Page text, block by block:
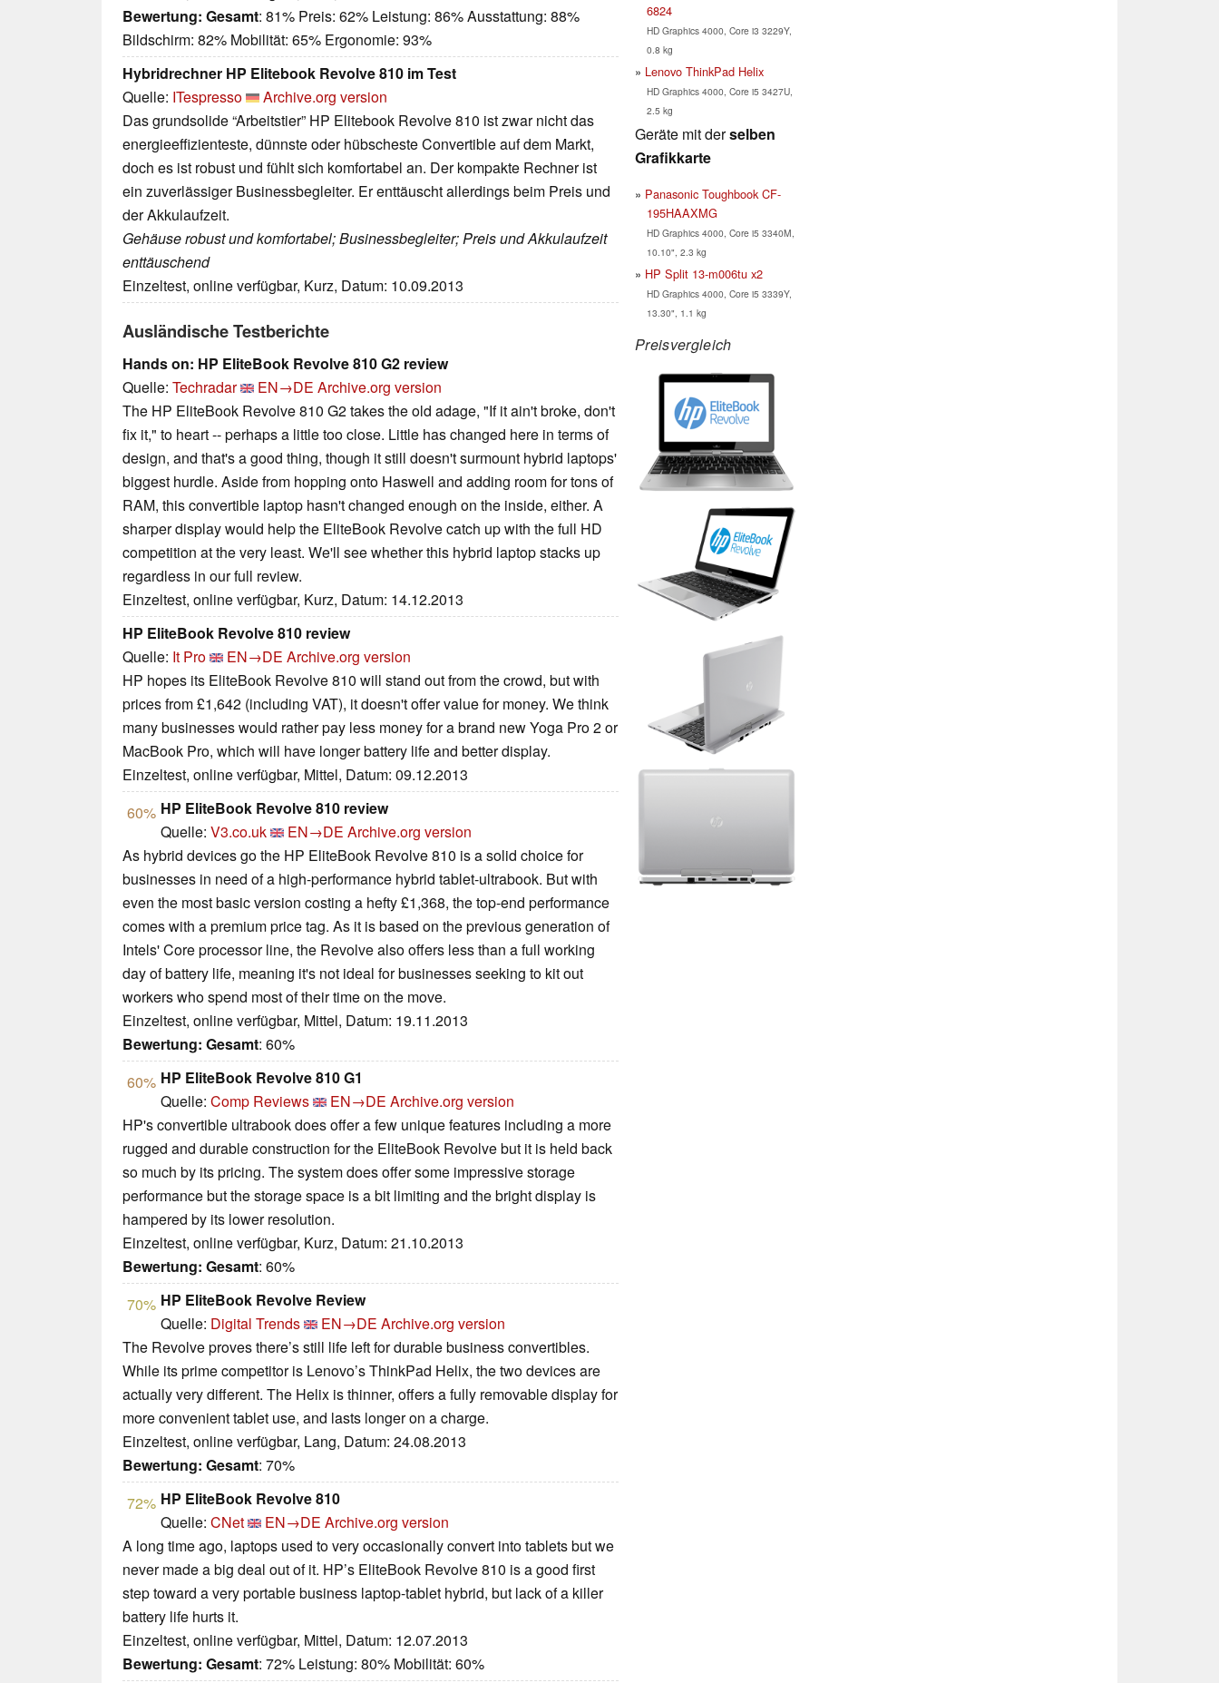
Bewertung: Gesamt: 81% Preis: 62% Leistung: 86% Ausstattung: 88%
Bildschirm: 82% Mobilität: 65% Ergonomie: 93%
Hybridrechner HP Elitebook Revolve 810 im Test
Quelle: ITespresso
Archive.org version
Das grundsolide “Arbeitstier” HP Elitebook Revolve 810 ist zwar nicht das
energieeffizienteste, dünnste oder hübscheste Convertible auf dem Markt,
doch es ist robust und fühlt sich komfortabel an. Der kompakte Rechner ist
ein zuverlässiger Businessbegleiter. Er enttäuscht allerdings beim Preis und
der Akkulaufzeit.
Gehäuse robust und komfortabel; Businessbegleiter; Preis und Akkulaufzeit
enttäuschend
Einzeltest, online verfügbar, Kurz, Datum: 10.09.2013
Ausländische Testberichte
Hands on: HP EliteBook Revolve 810 G2 review
Quelle: Techradar EN→DE Archive.org version
The HP EliteBook Revolve 810 G2 takes the old adage, "If it ain't broke, don't
fix it," to heart -- perhaps a little too close. Little has changed here in terms of
design, and that's a good thing, though it still doesn't surmount hybrid laptops'
biggest hurdle. Aside from hopping onto Haswell and adding room for tons of
RAM, this convertible laptop hasn't changed enough on the inside, either. A
sharper display would help the EliteBook Revolve catch up with the full HD
competition at the very least. We'll see whether this hybrid laptop stacks up
regardless in our full review.
Einzeltest, online verfügbar, Kurz, Datum: 14.12.2013
HP EliteBook Revolve 810 review
Quelle: It Pro EN→DE Archive.org version
HP hopes its EliteBook Revolve 810 will stand out from the crowd, but with
prices from £1,642 (including VAT), it doesn't offer value for money. We think
many businesses would rather pay less money for a brand new Yoga Pro 2 or
MacBook Pro, which will have longer battery life and better display.
Einzeltest, online verfügbar, Mittel, Datum: 09.12.2013
60% HP EliteBook Revolve 810 review
Quelle: V3.co.uk EN→DE Archive.org version
As hybrid devices go the HP EliteBook Revolve 810 is a solid choice for
businesses in need of a high-performance hybrid tablet-ultrabook. But with
even the most basic version costing a hefty £1,368, the top-end performance
comes with a premium price tag. As it is based on the previous generation of
Intels' Core processor line, the Revolve also offers less than a full working
day of battery life, meaning it's not ideal for businesses seeking to kit out
workers who spend most of their time on the move.
Einzeltest, online verfügbar, Mittel, Datum: 19.11.2013
Bewertung: Gesamt: 60%
60% HP EliteBook Revolve 810 G1
Quelle: Comp Reviews EN→DE Archive.org version
HP's convertible ultrabook does offer a few unique features including a more
rugged and durable construction for the EliteBook Revolve but it is held back
so much by its pricing. The system does offer some impressive storage
performance but the storage space is a bit limiting and the bright display is
hampered by its lower resolution.
Einzeltest, online verfügbar, Kurz, Datum: 21.10.2013
Bewertung: Gesamt: 60%
70% HP EliteBook Revolve Review
Quelle: Digital Trends EN→DE Archive.org version
The Revolve proves there’s still life left for durable business convertibles.
While its prime competitor is Lenovo’s ThinkPad Helix, the two devices are
actually very different. The Helix is thinner, offers a fully removable display for
more convenient tablet use, and lasts longer on a charge.
Einzeltest, online verfügbar, Lang, Datum: 24.08.2013
Bewertung: Gesamt: 70%
72% HP EliteBook Revolve 810
Quelle: CNet EN→DE Archive.org version
A long time ago, laptops used to very occasionally convert into tablets but we
never made a big deal out of it. HP’s EliteBook Revolve 810 is a good first
step toward a very portable business laptop-tablet hybrid, but lack of a killer
battery life hurts it.
Einzeltest, online verfügbar, Mittel, Datum: 12.07.2013
Bewertung: Gesamt: 72% Leistung: 80% Mobilität: 60%
6824
HD Graphics 4000, Core i3 3229Y,
0.8 kg
Lenovo ThinkPad Helix
HD Graphics 4000, Core i5 3427U,
2.5 kg
Geräte mit derselben
Grafikkarte
Panasonic Toughbook CF-
195HAAXMG
HD Graphics 4000, Core i5 3340M,
10.10", 2.3 kg
HP Split 13-m006tu x2
HD Graphics 4000, Core i5 3339Y,
13.30", 1.1 kg
Preisvergleich